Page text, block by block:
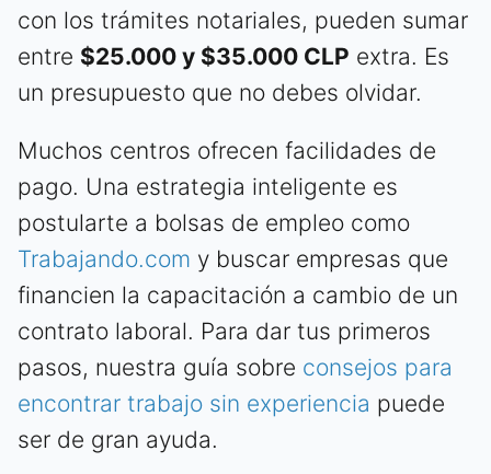
con los trámites notariales, pueden sumar
entre $25.000 y $35.000 CLP extra. Es
un presupuesto que no debes olvidar.
Muchos centros ofrecen facilidades de
pago. Una estrategia inteligente es
postularte a bolsas de empleo como
Trabajando.com y buscar empresas que
financien la capacitación a cambio de un
contrato laboral. Para dar tus primeros
pasos, nuestra guía sobre consejos para
encontrar trabajo sin experiencia puede
ser de gran ayuda.